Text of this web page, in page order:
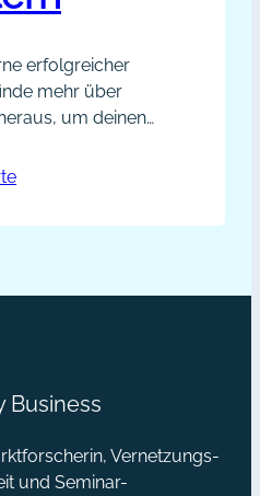
erfolgreicher
mehr über
um deinen
Mehrwert zu
du dir von deinen
Vielleicht ist
lebendig wird
Business
Vernetzungs-
und Seminar-